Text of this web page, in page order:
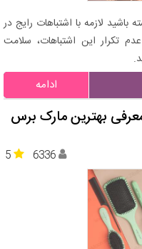
باشید لازمه با اشتباهات رایج در
تکرار این اشتباهات، سلامت
ادامه
بهترین مارک برس
5 6336